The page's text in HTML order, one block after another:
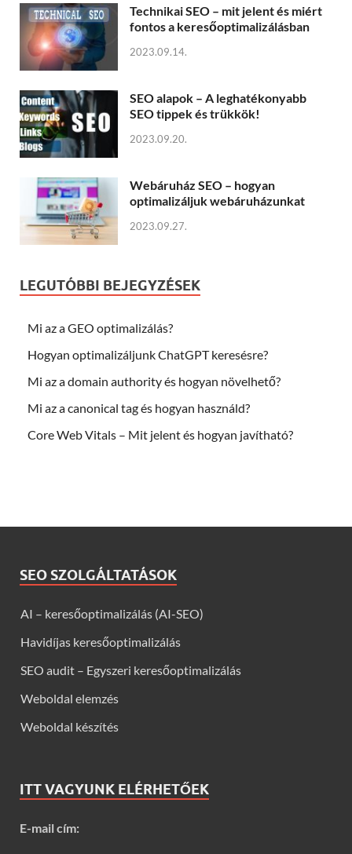
Technikai SEO – mit jelent és miért
fontos a keresőoptimalizálásban
2023.09.14.
SEO alapok – A leghatékonyabb
SEO tippek és trükkök!
2023.09.20.
Webáruház SEO – hogyan
optimalizáljuk webáruházunkat
2023.09.27.
LEGUTÓBBI BEJEGYZÉSEK
Mi az a GEO optimalizálás?
Hogyan optimalizáljunk ChatGPT keresésre?
Mi az a domain authority és hogyan növelhető?
Mi az a canonical tag és hogyan használd?
Core Web Vitals – Mit jelent és hogyan javítható?
SEO SZOLGÁLTATÁSOK
AI – keresőoptimalizálás (AI-SEO)
Havidíjas keresőoptimalizálás
SEO audit – Egyszeri keresőoptimalizálás
Weboldal elemzés
Weboldal készítés
ITT VAGYUNK ELÉRHETŐEK
E-mail cím: